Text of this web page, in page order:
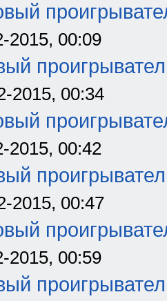
2015, 00:09
2015, 00:34
2015, 00:42
2015, 00:47
2015, 00:59